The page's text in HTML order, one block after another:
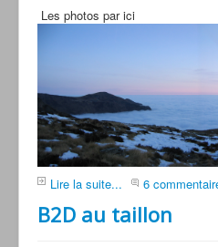
Les photos par ici
Lire la suite... 6
B2D au taillon